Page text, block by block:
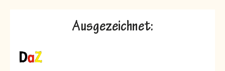
Ausgezeichnet: